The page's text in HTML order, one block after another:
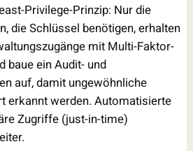
Privilege-Prinzip: Nur die
die Schlüssel benötigen, erhalten
mit Multi-Faktor-
baue ein Audit- und
auf, damit ungewöhnliche
werden. Automatisierte
Zugriffe (just-in-time)